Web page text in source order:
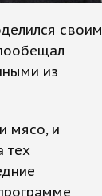
своим
из
мясо, и
тех